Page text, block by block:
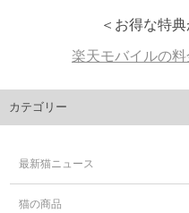
＜お得な特
楽天モバイルの料
カテゴリー
最新猫ニュース
猫の商品